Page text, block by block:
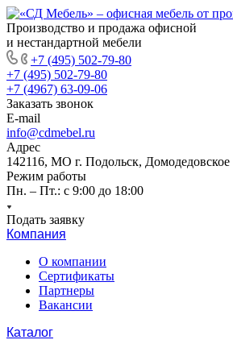
Производство и продажа офисной
и нестандартной мебели
+7 (495) 502-79-80
+7 (495) 502-79-80
+7 (4967) 63-09-06
Заказать звонок
E-mail
info@cdmebel.ru
Адрес
142116, МО г. Подольск, Домодедовское
Режим работы
Пн. – Пт.: с 9:00 до 18:00
Подать заявку
Компания
О компании
Сертификаты
Партнеры
Вакансии
Каталог